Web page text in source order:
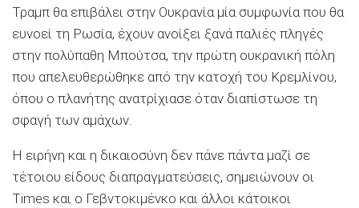
Τραμπ θα επιβάλει στην Ουκρανία μία συμφωνία που θα
ευνοεί τη Ρωσία, έχουν ανοίξει ξανά παλιές πληγές
στην πολύπαθη Μπούτσα, την πρώτη ουκρανική πόλη
που απελευθερώθηκε από την κατοχή του Κρεμλίνου,
όπου ο πλανήτης ανατρίχιασε όταν διαπίστωσε τη
σφαγή των αμάχων.
Η ειρήνη και η δικαιοσύνη δεν πάνε πάντα μαζί σε
τέτοιου είδους διαπραγματεύσεις, σημειώνουν οι
Times και ο Γεβντοκιμένκο και άλλοι κάτοικοι